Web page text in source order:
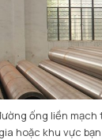
ống liền
hoặc khu vực